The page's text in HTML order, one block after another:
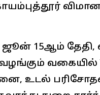
15ஆம் தேதி,
வகையில்
உடல்